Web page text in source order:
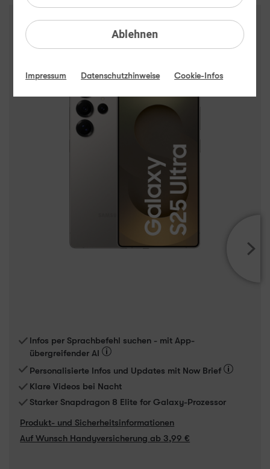
Samsung Galaxy S25 Ultra
Highlights
Infos per Sprachbefehl suchen - mit App-
übergreifender AI
Personalisierte Infos und Updates mit Now Brief
Klare Videos bei Nacht
Starker Snapdragon 8 Elite for Galaxy-Prozessor
Produkt- und Sicherheitsinformationen
Auf Wunsch Handyversicherung ab 3,99 €
Ablehnen
Impressum Datenschutzhinweise Cookie-Infos